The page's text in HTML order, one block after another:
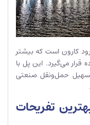
کارون است که بیشتر
قرار می‌گیرد. این پل با
حمل‌ونقل صنعتی
تفریحات